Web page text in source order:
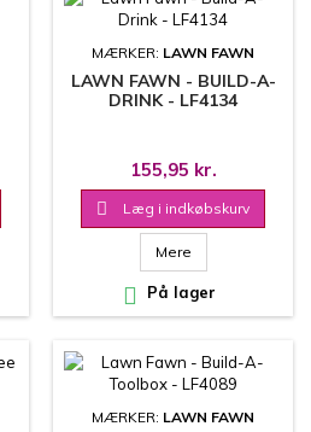
MÆRKER: LAWN FAWN
LAWN FAWN - BUILD-A-
DRINK - LF4134
155,95 kr.
 Læg i indkøbskurv
Mere
 På lager
MÆRKER: LAWN FAWN